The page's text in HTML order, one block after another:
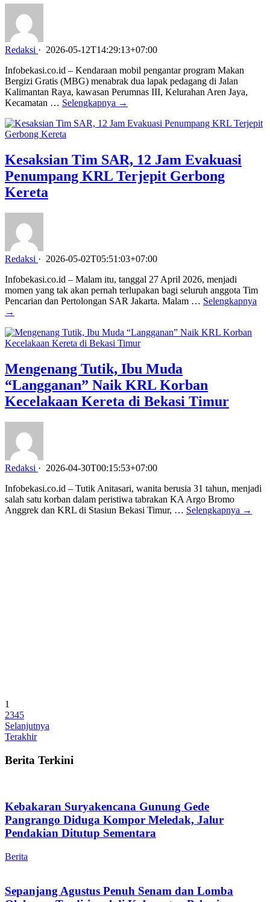
Redaksi · 2026-05-12T14:29:13+07:00
Infobekasi.co.id – Kendaraan mobil pengantar program Makan
Bergizi Gratis (MBG) menabrak dua lapak pedagang di Jalan
Kalimantan Raya, kawasan Perumnas III, Kelurahan Aren Jaya,
Kecamatan … Selengkapnya →
Kesaksian Tim SAR, 12 Jam Evakuasi
Penumpang KRL Terjepit Gerbong
Kereta
Redaksi · 2026-05-02T05:51:03+07:00
Infobekasi.co.id – Malam itu, tanggal 27 April 2026, menjadi
momen yang tak akan pernah terlupakan bagi seluruh anggota Tim
Pencarian dan Pertolongan SAR Jakarta. Malam … Selengkapnya
→
Mengenang Tutik, Ibu Muda
“Langganan” Naik KRL Korban
Kecelakaan Kereta di Bekasi Timur
Redaksi · 2026-04-30T00:15:53+07:00
Infobekasi.co.id – Tutik Anitasari, wanita berusia 31 tahun, menjadi
salah satu korban dalam peristiwa tabrakan KA Argo Bromo
Anggrek dan KRL di Stasiun Bekasi Timur, … Selengkapnya →
1
2345
Selanjutnya
Terakhir
Berita Terkini
Kebakaran Suryakencana Gunung Gede
Pangrango Diduga Kompor Meledak, Jalur
Pendakian Ditutup Sementara
Berita
Sepanjang Agustus Penuh Senam dan Lomba